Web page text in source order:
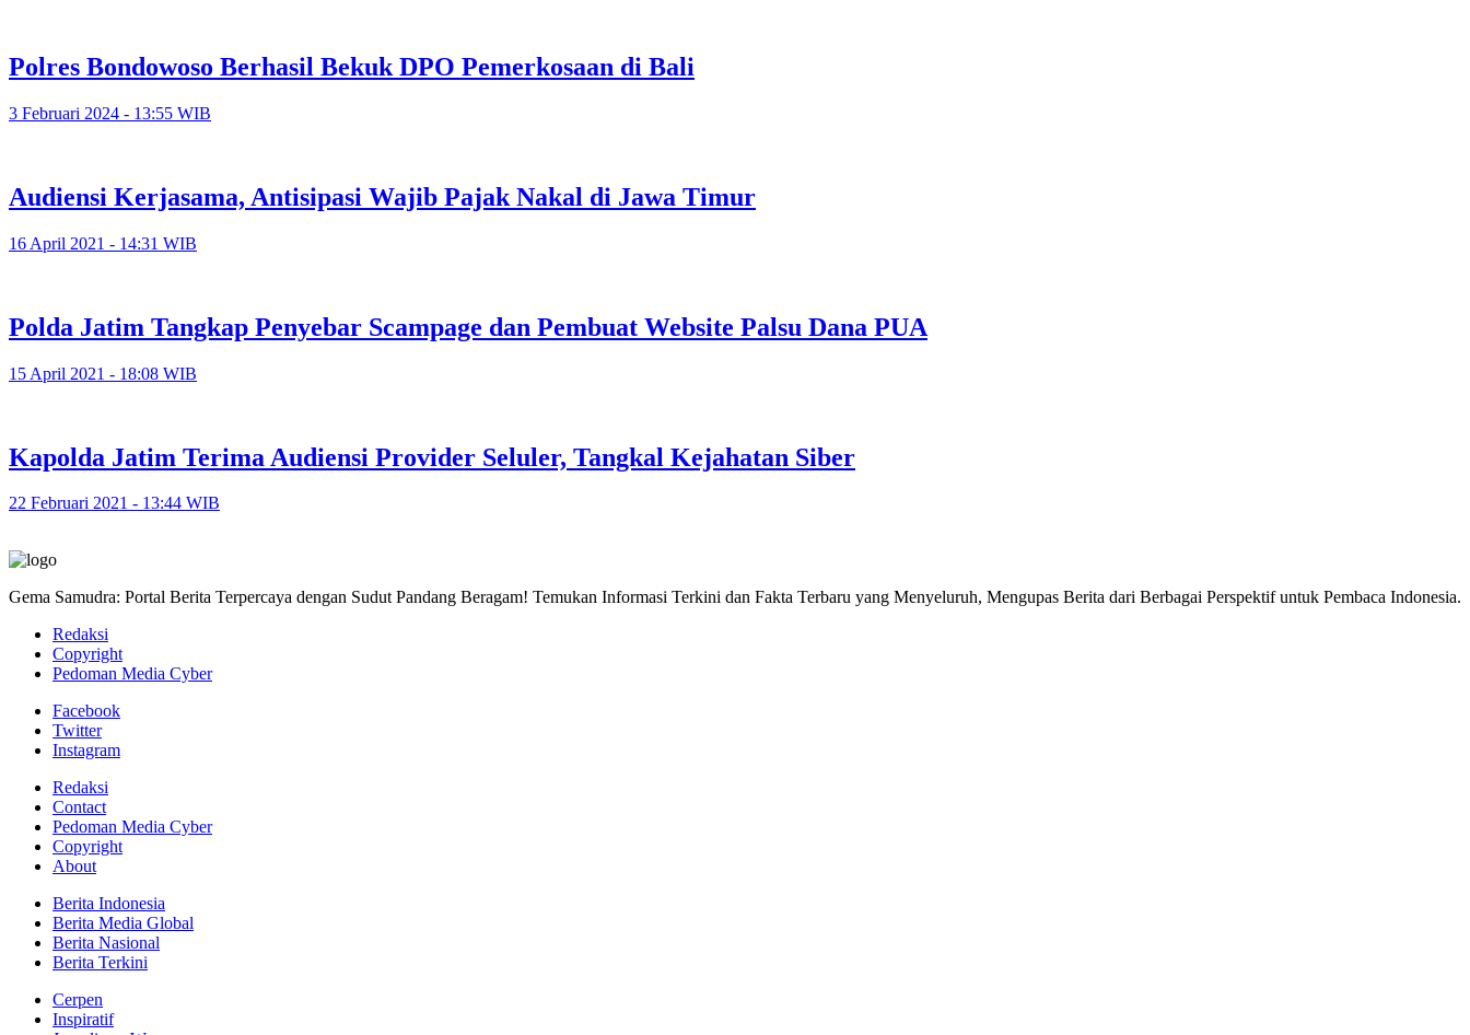
Polres Bondowoso Berhasil Bekuk DPO Pemerkosaan di Bali
3 Februari 2024 - 13:55 WIB
Audiensi Kerjasama, Antisipasi Wajib Pajak Nakal di Jawa Timur
16 April 2021 - 14:31 WIB
Polda Jatim Tangkap Penyebar Scampage dan Pembuat Website Palsu Dana PUA
15 April 2021 - 18:08 WIB
Kapolda Jatim Terima Audiensi Provider Seluler, Tangkal Kejahatan Siber
22 Februari 2021 - 13:44 WIB
Gema Samudra: Portal Berita Terpercaya dengan Sudut Pandang Beragam! Temukan Informasi Terkini dan Fakta Terbaru yang Menyeluruh, Mengupas Berita dari Berbagai Perspektif untuk Pembaca Indonesia.
Redaksi
Copyright
Pedoman Media Cyber
Facebook
Twitter
Instagram
Redaksi
Contact
Pedoman Media Cyber
Copyright
About
Berita Indonesia
Berita Media Global
Berita Nasional
Berita Terkini
Cerpen
Inspiratif